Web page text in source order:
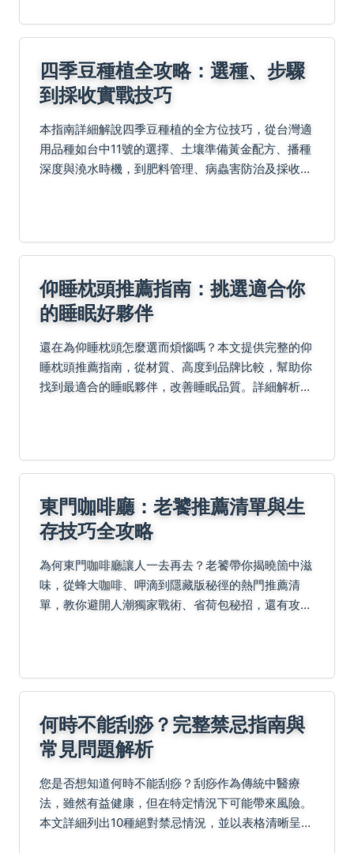
四季豆種植全攻略：選種、步驟
到採收實戰技巧
本指南詳細解說四季豆種植的全方位技巧，從台灣適
用品種如台中11號的選擇、土壤準備黃金配方、播種
深度與澆水時機，到肥料管理、病蟲害防治及採收保
仰睡枕頭推薦指南：挑選適合你
的睡眠好夥伴
還在為仰睡枕頭怎麼選而煩惱嗎？本文提供完整的仰
睡枕頭推薦指南，從材質、高度到品牌比較，幫助你
找到最適合的睡眠夥伴，改善睡眠品質。詳細解析挑
東門咖啡廳：老饕推薦清單與生
存技巧全攻略
為何東門咖啡廳讓人一去再去？老饕帶你揭曉箇中滋
味，從蜂大咖啡、呷滴到隱藏版秘徑的熱門推薦清
單，教你避開人潮獨家戰術、省荷包秘招，還有攻略
何時不能刮痧？完整禁忌指南與
常見問題解析
您是否想知道何時不能刮痧？刮痧作為傳統中醫療
法，雖然有益健康，但在特定情況下可能帶來風險。
本文詳細列出10種絕對禁忌情況，並以表格清晰呈現